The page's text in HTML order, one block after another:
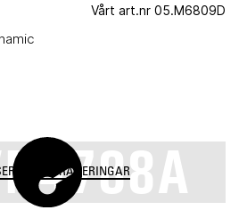
Vårt art.nr 05.M6809D
& UPPGRADERINGAR